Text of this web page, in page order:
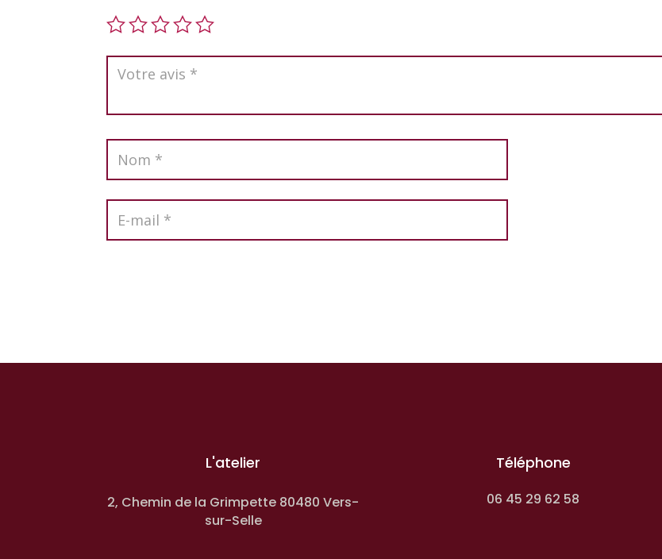
L'atelier
2, Chemin de la Grimpette 80480 Vers-
sur-Selle
Téléphone
06 45 29 62 58